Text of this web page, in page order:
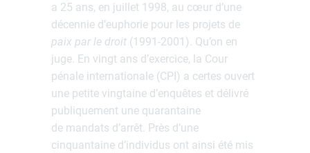
a 25 ans, en juillet 1998, au cœur d’une
décennie d’euphorie pour les projets de
paix par le droit (1991-2001). Qu’on en
juge. En vingt ans d’exercice, la Cour
pénale internationale (CPI) a certes ouvert
une petite vingtaine d’enquêtes et délivré
publiquement une quarantaine
de mandats d’arrêt. Près d’une
cinquantaine d’individus ont ainsi été mis